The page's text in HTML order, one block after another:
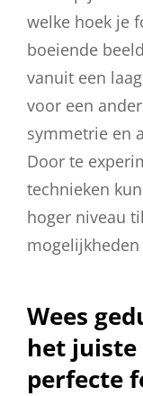
welke hoek je
boeiende
vanuit een
voor een
symmetrie en
Door te
technieken
hoger niveau
Wees
het
perfecte